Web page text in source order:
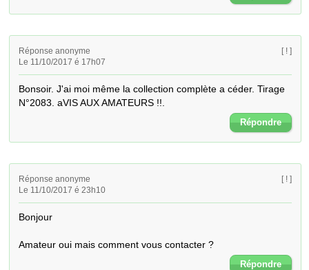
Réponse anonyme
Le 11/10/2017 é 17h07
[ ! ]
Bonsoir. J'ai moi même la collection complète a céder. Tirage
N°2083. aVIS AUX AMATEURS !!.
Répondre
Réponse anonyme
Le 11/10/2017 é 23h10
[ ! ]
Bonjour
Amateur oui mais comment vous contacter ?
Répondre